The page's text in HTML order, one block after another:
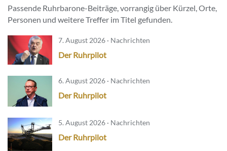
Passende Ruhrbarone-Beiträge, vorrangig über Kürzel, Orte,
Personen und weitere Treffer im Titel gefunden.
7. August 2026 · Nachrichten
Der Ruhrpilot
6. August 2026 · Nachrichten
Der Ruhrpilot
5. August 2026 · Nachrichten
Der Ruhrpilot